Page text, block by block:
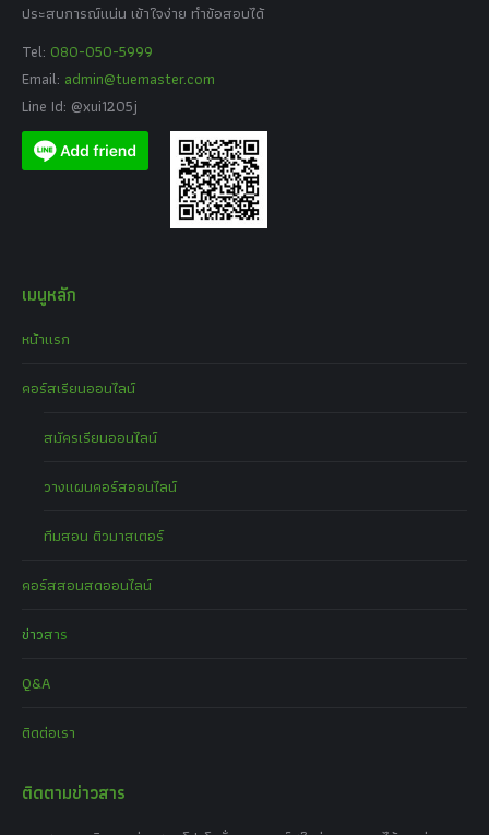
ประสบการณ์แน่น เข้าใจง่าย ทำข้อสอบได้
Tel: 080-050-5999
Email: admin@tuemaster.com
Line Id: @xui1205j
เมนูหลัก
หน้าแรก
คอร์สเรียนออนไลน์
สมัครเรียนออนไลน์
วางแผนคอร์สออนไลน์
ทีมสอน ติวมาสเตอร์
คอร์สสอนสดออนไลน์
ข่าวสาร
Q&A
ติดต่อเรา
ติดตามข่าวสาร